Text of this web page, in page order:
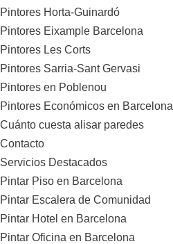
Pintores Horta-Guinardó
Pintores Eixample Barcelona
Pintores Les Corts
Pintores Sarria-Sant Gervasi
Pintores en Poblenou
Pintores Económicos en Barcelona
Cuánto cuesta alisar paredes
Contacto
Servicios Destacados
Pintar Piso en Barcelona
Pintar Escalera de Comunidad
Pintar Hotel en Barcelona
Pintar Oficina en Barcelona